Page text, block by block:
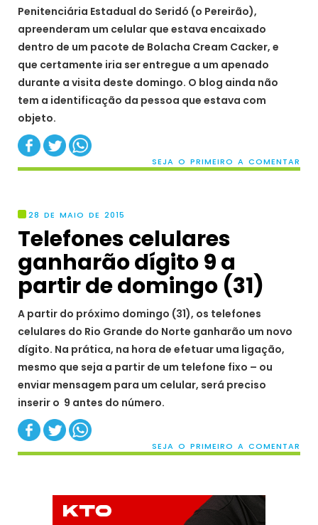
Penitenciária Estadual do Seridó (o Pereirão),
apreenderam um celular que estava encaixado
dentro de um pacote de Bolacha Cream Cacker, e
que certamente iria ser entregue a um apenado
durante a visita deste domingo. O blog ainda não
tem a identificação da pessoa que estava com
objeto.
SEJA O PRIMEIRO A COMENTAR
28 DE MAIO DE 2015
Telefones celulares
ganharão dígito 9 a
partir de domingo (31)
A partir do próximo domingo (31), os telefones
celulares do Rio Grande do Norte ganharão um novo
dígito. Na prática, na hora de efetuar uma ligação,
mesmo que seja a partir de um telefone fixo – ou
enviar mensagem para um celular, será preciso
inserir o 9 antes do número.
SEJA O PRIMEIRO A COMENTAR